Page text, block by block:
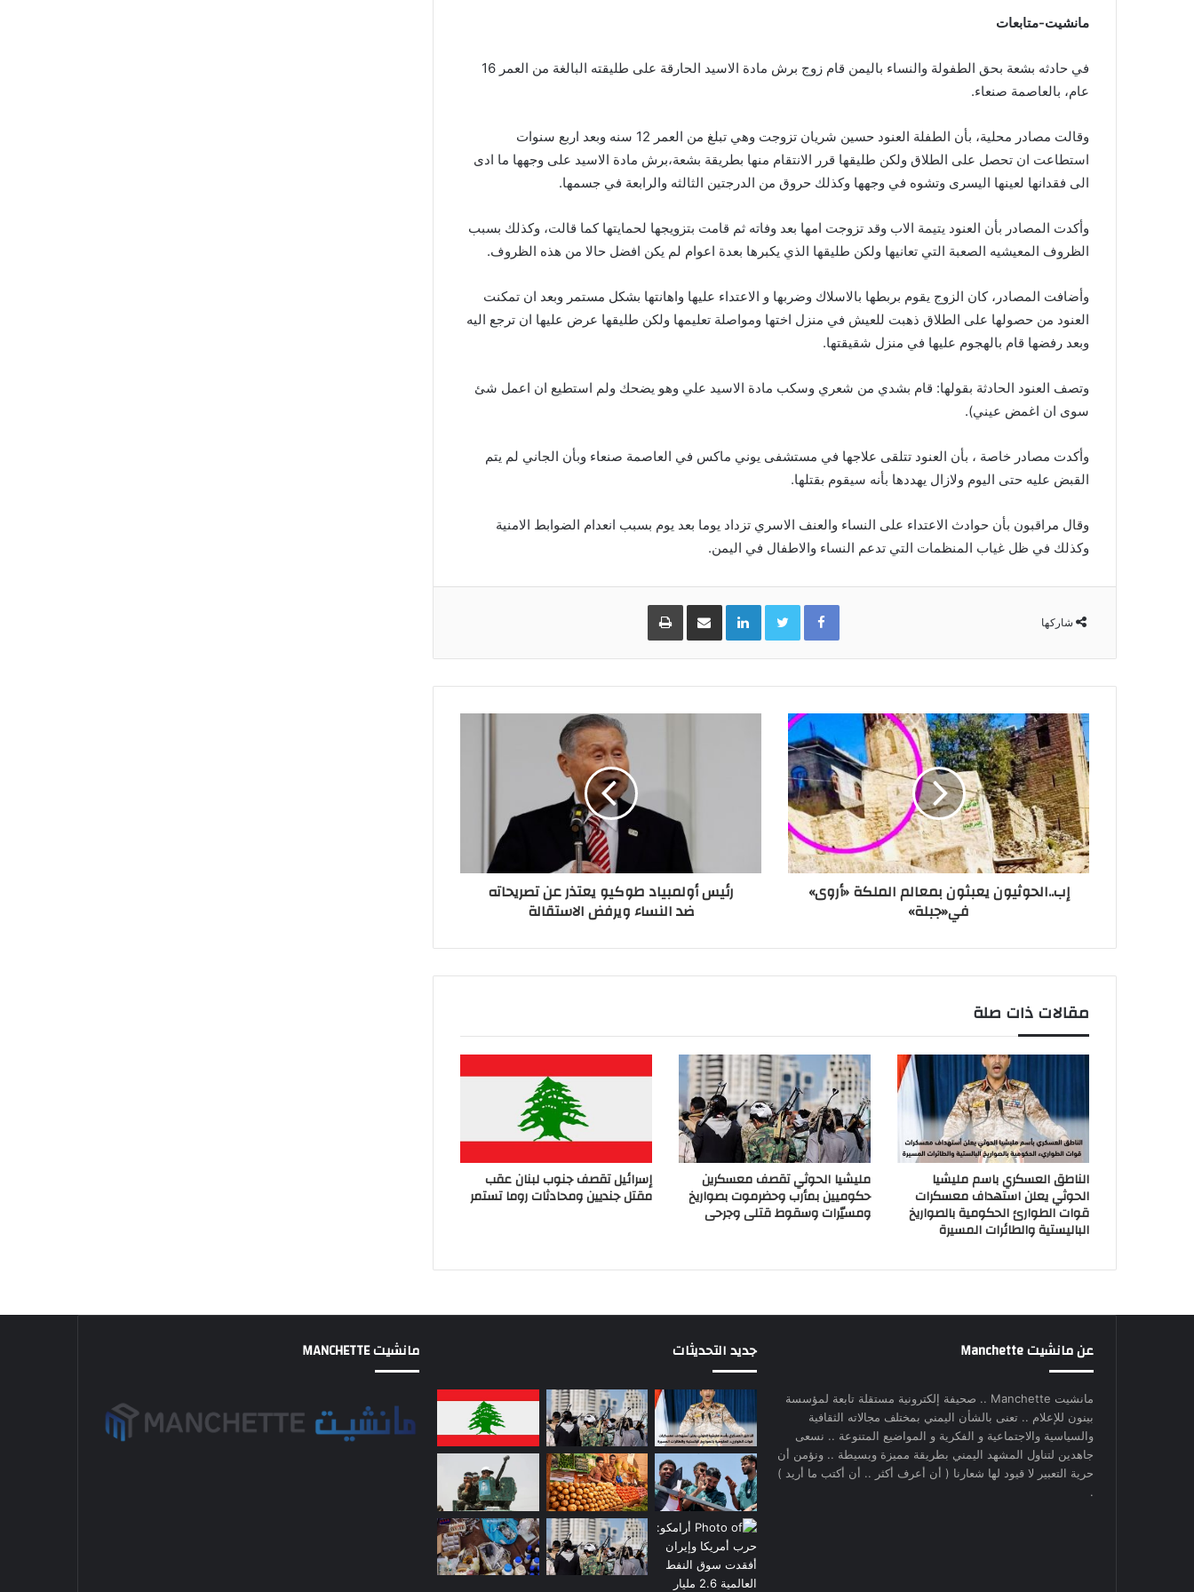
مانشيت-متابعات
في حادثه بشعة بحق الطفولة والنساء باليمن قام زوج برش مادة الاسيد الحارقة على طليقته البالغة من العمر 16
عام، بالعاصمة صنعاء.
وقالت مصادر محلية، بأن الطفلة العنود حسين شريان تزوجت وهي تبلغ من العمر 12 سنه وبعد اربع سنوات
استطاعت ان تحصل على الطلاق ولكن طليقها قرر الانتقام منها بطريقة بشعة،برش مادة الاسيد على وجهها ما ادى
الى فقدانها لعينها اليسرى وتشوه في وجهها وكذلك حروق من الدرجتين الثالثه والرابعة في جسمها.
وأكدت المصادر بأن العنود يتيمة الاب وقد تزوجت امها بعد وفاته ثم قامت بتزويجها لحمايتها كما قالت، وكذلك بسبب
الظروف المعيشيه الصعبة التي تعانيها ولكن طليقها الذي يكبرها بعدة اعوام لم يكن افضل حالا من هذه الظروف.
وأضافت المصادر، كان الزوج يقوم بربطها بالاسلاك وضربها و الاعتداء عليها واهانتها بشكل مستمر وبعد ان تمكنت
العنود من حصولها على الطلاق ذهبت للعيش في منزل اختها ومواصلة تعليمها ولكن طليقها عرض عليها ان ترجع اليه
وبعد رفضها قام بالهجوم عليها في منزل شقيقتها.
وتصف العنود الحادثة بقولها: قام بشدي من شعري وسكب مادة الاسيد علي وهو يضحك ولم استطيع ان اعمل شئ
سوى ان اغمض عيني).
وأكدت مصادر خاصة ، بأن العنود تتلقى علاجها في مستشفى يوني ماكس في العاصمة صنعاء وبأن الجاني لم يتم
القبض عليه حتى اليوم ولازال يهددها بأنه سيقوم بقتلها.
وقال مراقبون بأن حوادث الاعتداء على النساء والعنف الاسري تزداد يوما بعد يوم بسبب انعدام الضوابط الامنية
وكذلك في ظل غياب المنظمات التي تدعم النساء والاطفال في اليمن.
شاركها
Facebook
Twitter
LinkedInمشاركة عبر البريد طباعة
إب..الحوثيون يعبثون بمعالم الملكة «أروى»
في«جبلة»
رئيس أولمبياد طوكيو يعتذر عن تصريحاته
ضد النساء ويرفض الاستقالة
مقالات ذات صلة
الناطق العسكري باسم مليشيا
الحوثي يعلن استهداف معسكرات
قوات الطوارئ الحكومية بالصواريخ
الباليستية والطائرات المسيرة
مليشيا الحوثي تقصف معسكرين
حكوميين بمأرب وحضرموت بصواريخ
ومسيّرات وسقوط قتلى وجرحى
إسرائيل تقصف جنوب لبنان عقب
مقتل جنديين ومحادثات روما تستمر
عن مانشيت Manchette
مانشيت Manchette .. صحيفة إلكترونية مستقلة تابعة لمؤسسة
بينون للإعلام .. تعنى بالشأن اليمني بمختلف مجالاته الثقافية
والسياسية والاجتماعية و الفكرية و المواضيع المتنوعة .. نسعى
جاهدين لتناول المشهد اليمني بطريقة مميزة وبسيطة .. ونؤمن أن
حرية التعبير لا قيود لها شعارنا ( أن أعرف أكثر .. أن أكتب ما أريد )
.
جديد التحديثات مانشيت MANCHETTE